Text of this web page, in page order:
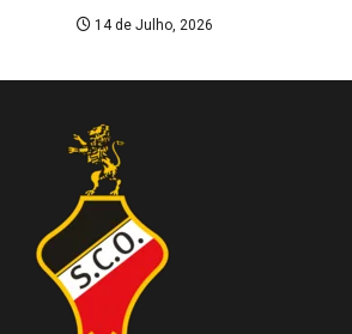
14 de Julho, 2026